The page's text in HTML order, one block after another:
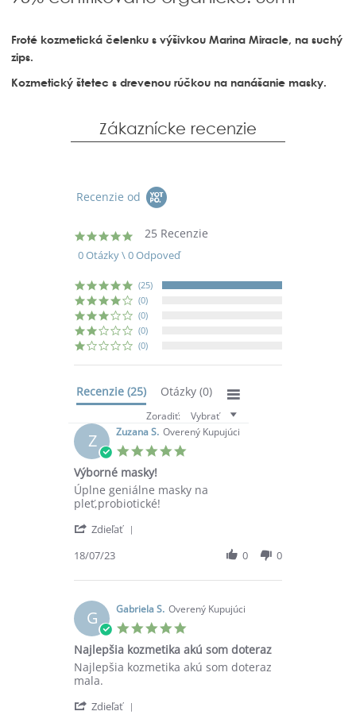
Froté kozmetická čelenku s výšivkou Marina Miracle, na suchý
zips.
Kozmetický štetec s drevenou rúčkou na nanášanie masky.
Zákaznícke recenzie
Recenzie od
5.0
star
rating
25 Recenzie
0 Otázky \ 0 Odpoveď
(25)
(0)
(0)
(0)
(0)
Recenzie (25) Otázky (0)
Zoradiť: Vybrať
Z Zuzana S. Overený Kupujúci
5.0
Výborné masky!
Review
by
S.
18
2023
review
stating
masky!
Úplne geniálne masky na
pleť,probiotické!
Zdieľať
Zuzana
on
18
Jul
2023
18/07/23 0 0
G Gabriela S. Overený Kupujúci
5.0
star
rating
Najlepšia kozmetika akú som doteraz
Review
by
S.
review
stating
kozmetika
Najlepšia kozmetika akú som doteraz
mala.
Zdieľať